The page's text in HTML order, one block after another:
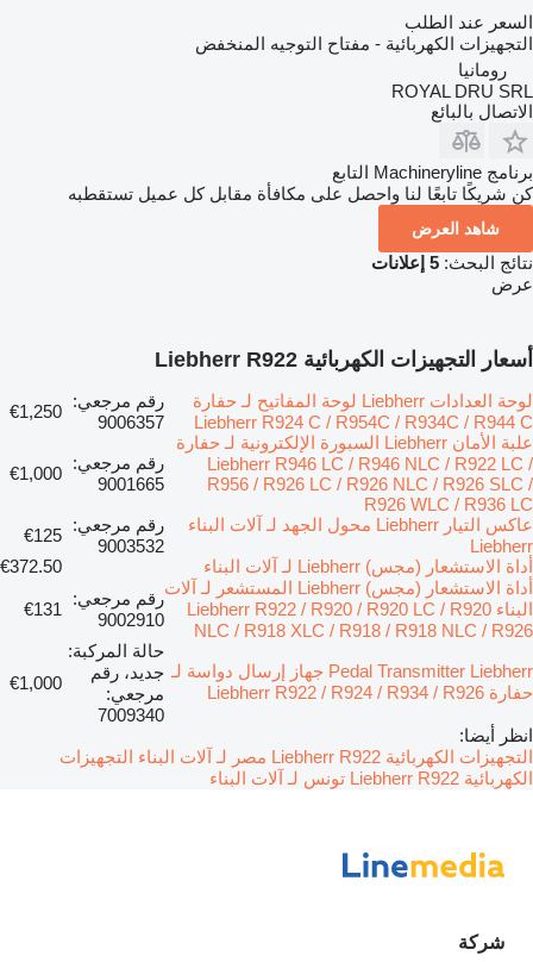
السعر عند الطلب
التجهيزات الكهربائية - مفتاح التوجيه المنخفض
رومانيا
ROYAL DRU SRL
الاتصال بالبائع
برنامج Machineryline التابع
كن شريكًا تابعًا لنا واحصل على مكافأة مقابل كل عميل تستقطبه
شاهد العرض
نتائج البحث: 5 إعلانات
عرض
أسعار التجهيزات الكهربائية Liebherr R922
لوحة العدادات Liebherr لوحة المفاتيح لـ حفارة
Liebherr R924 C / R954C / R934C / R944 C
رقم مرجعي:
9006357
€1,250
علبة الأمان Liebherr السبورة الإلكترونية لـ حفارة
Liebherr R946 LC / R946 NLC / R922 LC /
R956 / R926 LC / R926 NLC / R926 SLC /
R926 WLC / R936 LC
رقم مرجعي:
9001665
€1,000
عاكس التيار Liebherr محول الجهد لـ آلات البناء
Liebherr
رقم مرجعي:
9003532
€125
أداة الاستشعار (مجس) Liebherr لـ آلات البناء
€372.50
أداة الاستشعار (مجس) Liebherr المستشعر لـ آلات
البناء Liebherr R922 / R920 / R920 LC / R920
NLC / R918 XLC / R918 / R918 NLC / R926
رقم مرجعي:
9002910
€131
Pedal Transmitter Liebherr جهاز إرسال دواسة لـ
حفارة Liebherr R922 / R924 / R934 / R926
حالة المركبة:
جديد، رقم
مرجعي:
7009340
€1,000
انظر أيضا:
التجهيزات الكهربائية Liebherr R922 مصر لـ آلات البناء
التجهيزات
الكهربائية Liebherr R922 تونس لـ آلات البناء
شركة